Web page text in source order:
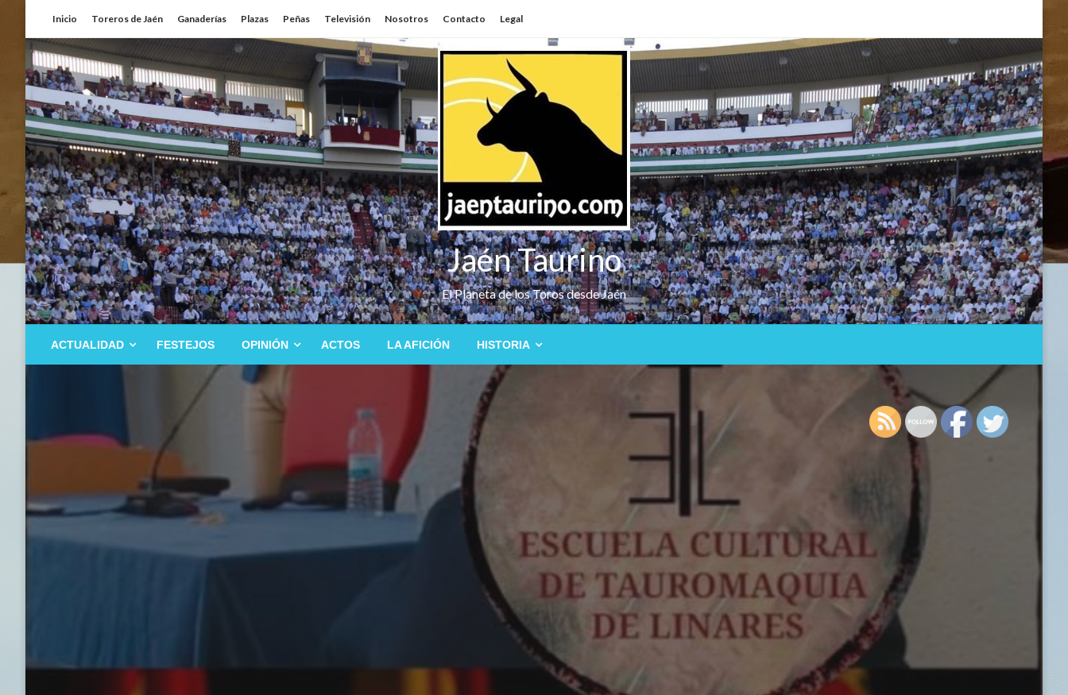
contenido
Inicio Toreros de Jaén Ganaderías Plazas Peñas Televisión Nosotros Contacto Legal
Jaén Taurino
El Planeta de los Toros desde Jaén
ACTUALIDAD FESTEJOS OPINIÓN ACTOS LA AFICIÓN HISTORIA